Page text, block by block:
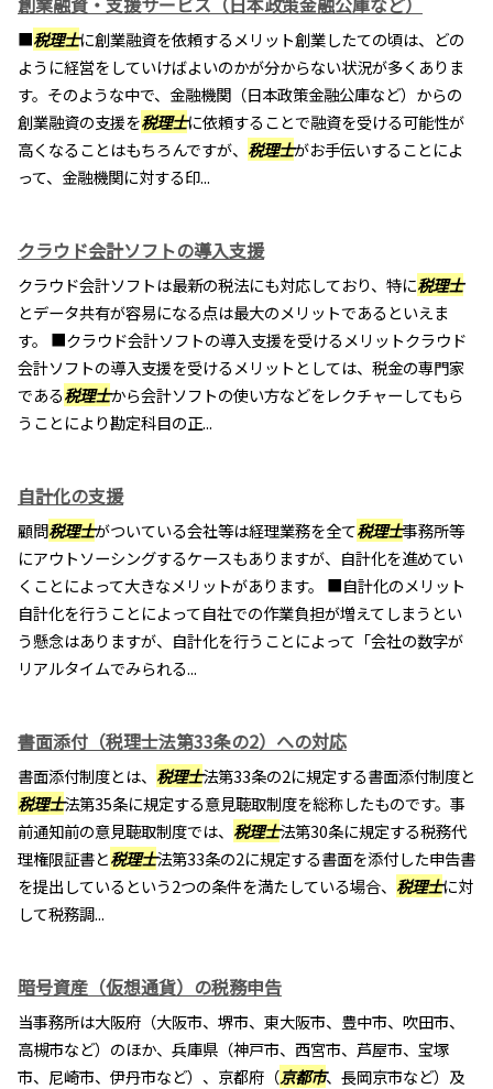
■税理士に創業融資を依頼するメリット創業したての頃は、どの
ように経営をしていけばよいのかが分からない状況が多くありま
す。そのような中で、金融機関（日本政策金融公庫など）からの
創業融資の支援を税理士に依頼することで融資を受ける可能性が
高くなることはもちろんですが、 税理士がお手伝いすることによ
って、金融機関に対する印...
クラウド会計ソフトの導入支援
クラウド会計ソフトは最新の税法にも対応しており、特に税理士
とデータ共有が容易になる点は最大のメリットであるといえま
す。 ■クラウド会計ソフトの導入支援を受けるメリットクラウド
会計ソフトの導入支援を受けるメリットとしては、税金の専門家
である税理士から会計ソフトの使い方などをレクチャーしてもら
うことにより勘定科目の正...
自計化の支援
顧問税理士がついている会社等は経理業務を全て税理士事務所等
にアウトソーシングするケースもありますが、自計化を進めてい
くことによって大きなメリットがあります。 ■自計化のメリット
自計化を行うことによって自社での作業負担が増えてしまうとい
う懸念はありますが、自計化を行うことによって「会社の数字が
リアルタイムでみられる...
書面添付（税理士法第33条の2）への対応
書面添付制度とは、 税理士法第33条の2に規定する書面添付制度と
税理士法第35条に規定する意見聴取制度を総称したものです。事
前通知前の意見聴取制度では、 税理士法第30条に規定する税務代
理権限証書と税理士法第33条の2に規定する書面を添付した申告書
を提出しているという2つの条件を満たしている場合、 税理士に対
して税務調...
暗号資産（仮想通貨）の税務申告
当事務所は大阪府（大阪市、堺市、東大阪市、豊中市、吹田市、
高槻市など）のほか、兵庫県（神戸市、西宮市、芦屋市、宝塚
市、尼崎市、伊丹市など）、京都府（京都市、長岡京市など）及